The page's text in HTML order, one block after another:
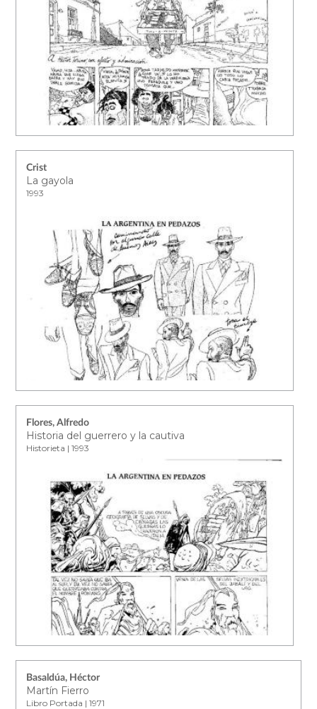
Crist
La gayola
1993
Flores, Alfredo
Historia del guerrero y la cautiva
Historieta | 1993
Basaldúa, Héctor
Martín Fierro
Libro Portada | 1971